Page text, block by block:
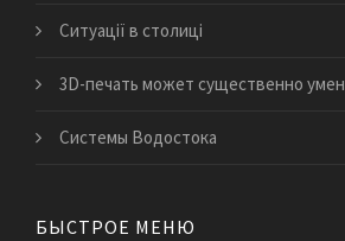
Ситуації в столиці
3D-печать может существенно
Системы Водостока
БЫСТРОЕ МЕНЮ